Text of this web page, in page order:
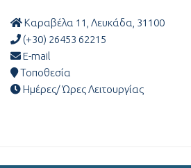
Καραβέλα 11, Λευκάδα, 31100
(+30) 26453 62215
E-mail
Τοποθεσία
Ημέρες/ Ώρες Λειτουργίας